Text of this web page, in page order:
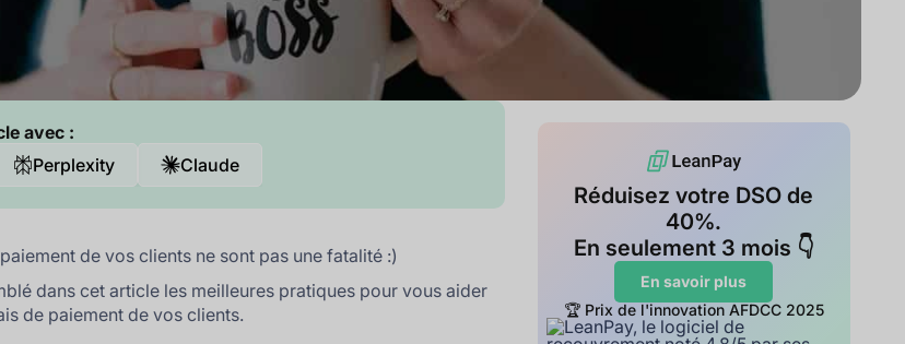
avec :
Perplexity Claude
de vos clients ne sont pas une fatalité :)
dans cet article les meilleures pratiques pour vous aider
de paiement de vos clients.
Réduisez votre DSO de
40%.
En seulement 3 mois 👇
En savoir plus
🏆 Prix de l'innovation AFDCC 2025